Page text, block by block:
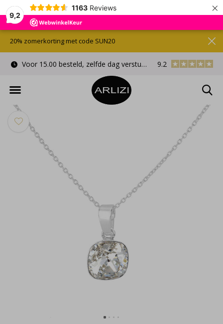
9,2
1163 Reviews ×
Voor 15.00 besteld, zelfde dag verstuurd Gratis
9.2
20% zomerkorting met code SUN20